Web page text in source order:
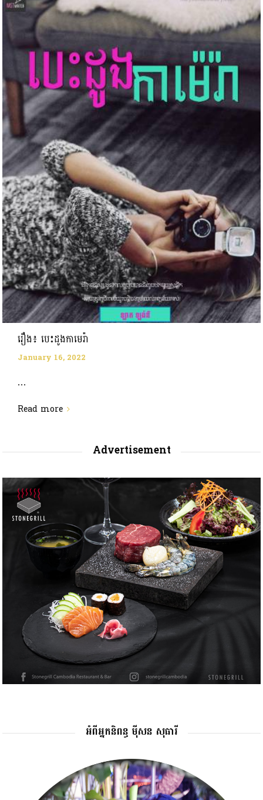
រឿង៖ បេះដូងកាមេរ៉ា
January 16, 2022
...
Read more
Advertisement
អំពីអ្នកនិពន្ធ ម៉ីសន សុធារី